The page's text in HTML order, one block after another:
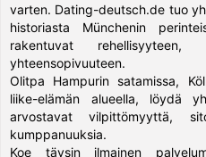
varten. Dating-deutsch.de tuo
historiasta Münchenin
rakentuvat
yhteensopivuuteen.
Olitpa Hampurin satamissa,
liike-elämän alueella, löydä
arvostavat vilpittömyyttä,
kumppanuuksia.
Koe täysin ilmainen